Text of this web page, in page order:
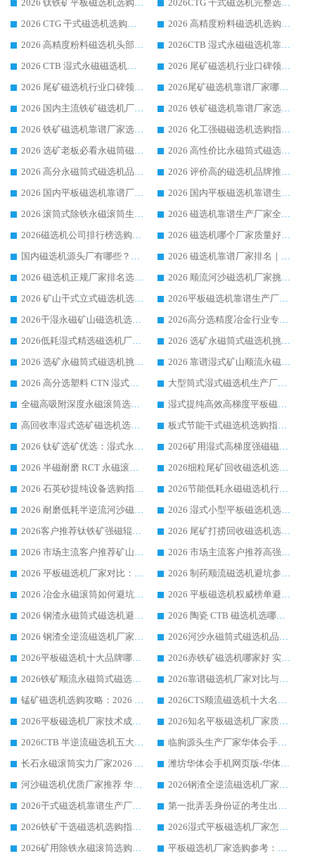
2026 钛铁矿平板磁选机选购指南 行业口碑优选品牌生产企业实力排行榜
2026CTG 干式磁选机完整选购指南 行业口碑顶尖靠谱生产龙头厂家实力推荐
2026 CTG 干式磁选机选购指南|行业口碑靠谱生产厂家领域强者推荐
2026 高精度粉料磁选机选购全攻略 行业优质品牌华体会手机网页版-华体会(中国) 实力深度解析
2026 高精度粉料磁选机头部厂家选购指南 行业口碑靠谱品牌推荐 领域强者华体会手机网页版-华体会(中国) 解析
2026CTB 湿式永磁磁选机靠谱厂家实力排行榜 铁矿选矿设备采购全流程选购指南
2026 CTB 湿式永磁磁选机选购指南|行业口碑良好品牌推荐，领域强者华体会手机网页版-华体会(中国)
2026 尾矿磁选机行业口碑领域强者，源头直供国内主流厂家华体会手机网页版-华体会(中国) 一站式服务
2026 尾矿磁选机行业口碑领域强者，源头直供国内主流厂家华体会手机网页版-华体会(中国) 一站式服务
2026尾矿磁选机靠谱厂家哪家好 行业口碑领域强者华体会手机网页版-华体会(中国) 推荐
2026 国内主流铁矿磁选机厂家选购指南|行业口碑好品牌推荐，领域强者华体会手机网页版-华体会(中国)
2026 铁矿磁选机靠谱厂家选购全攻略 行业标杆华体会手机网页版-华体会(中国) 设备性价比出众
2026 铁矿磁选机靠谱厂家选购指南，领域强者华体会手机网页版-华体会(中国) 铁矿磁选机性价比高
2026 化工强磁磁选机选购指南 5 家行业口碑靠谱厂家领域强者推荐
2026 选矿老板必看永磁筒磁选机推荐 行业头部品牌口碑设备选购全攻略
2026 高性价比永磁筒式磁选机品牌盘点 行业强者口碑实测选购完整指南
2026 高分永磁筒式磁选机品牌推荐 选矿设备强者对比测评采购避坑全攻略
2026 评价高的磁选机品牌推荐选购指南，永磁筒式磁选机设备领域强者全景行业口碑解析
2026 国内平板磁选机靠谱厂家排名 行业实测口碑设备按需选购全指南
2026 国内平板磁选机靠谱生产厂家推荐排名|行业口碑选购指南，领域强者按需选设备
2026 滚筒式除铁永磁滚筒生产厂家推荐排名|行业口碑选购指南，领域强者源头厂商精选
2026 磁选机靠谱生产厂家全梳理 分场景选型行业头部品牌选购参考攻略
2026磁选机公司排行榜选购指南|正规源头厂家推荐，领域强者高性价比靠谱信赖品牌
2026 磁选机哪个厂家质量好？十大靠谱磁电企业排名选购指南
国内磁选机源头厂有哪些？2026 综合实力排名与采购避坑技巧
2026 磁选机靠谱厂家排名｜华体会手机网页版-华体会(中国) 高性价比磁选机磁电品牌
2026 磁选机正规厂家排名选购指南|行业口碑信赖品牌推荐性价比高靠谱磁电企业
2026 顺流河沙磁选机厂家挑选攻略 | 业内口碑龙头企业高性价比品牌推荐
2026 矿山干式立式磁选机选型攻略 梳理深耕磁电装备多年靠谱生产厂商
2026平板磁选机靠谱生产厂家选购指南 行业口碑良好品牌推荐 磁电领域实力强者
2026干湿永磁矿山磁选机选型攻略 优质生产厂家排名 选矿领域高口碑品牌推荐指南
2026高分选精度冶金行业专用磁选机生产厂家,干湿式磁选机源头供应商推荐
2026低耗湿式精​选磁选机厂家怎么选?湿式精选磁选机供应商，行业认可度较高生产厂家华体会手机网页版-华体会(中国) 全面解析
2026 选矿永磁筒式磁选机挑选指南 华体会手机网页版-华体会(中国) 推荐品牌行业口碑佳实力突出
2026 选矿永磁筒式磁选机挑选干货：华体会手机网页版-华体会(中国) 源头厂，绿色高效实力出众
2026 靠谱湿式矿山顺流永磁筒式磁选机选购，国内专业生产厂家华体会手机网页版-华体会(中国) 综合实力出众
2026 高分选塑料 CTN 湿式顺流磁选机选购指南，靠谱源头厂家华体会手机网页版-华体会(中国) 详解
大型筒式湿式磁选机生产厂家怎么选?华体会手机网页版-华体会(中国) 设备口碑广受行业认可
全磁高吸附深度永磁滚筒选购指南 业内口碑稳定磁电设备生产厂家详细推荐
湿式提纯高效高梯度平板磁选机靠谱设备源头厂商华体会手机网页版-华体会(中国) 综合测评
高回收率湿式选矿磁选机选购指南 业内口碑磁电设备生产厂家实力解析
板式节能干式磁选机选购指南，源头生产厂家华体会手机网页版-华体会(中国) 综合实力可观
2026 钛矿选矿优选：湿式永磁筒式磁选机源头厂家华体会手机网页版-华体会(中国) 综合解析
2026矿用湿式高梯度强磁磁选机选购指南，临朐靠谱磁电生产厂家华体会手机网页版-华体会(中国) 详解
2026 半磁耐磨 RCT 永磁滚筒选购指南，临朐源头生产厂家华体会手机网页版-华体会(中国) 实测分享
2026细粒尾矿回收磁选机选购指南 产业集群优质生产厂家华体会手机网页版-华体会(中国) 解析
2026 石英砂提纯设备选购指南：华体会手机网页版-华体会(中国) 提纯磁选机厂家综合解读
2026节能低耗永磁磁选机行业优选标杆 临朐华体会手机网页版-华体会(中国) 专业生产厂家
2026 耐磨低耗半逆流河沙磁选机选购指南 临朐产业集群源头厂华体会手机网页版-华体会(中国) 详细解析
2026 湿式小型平板磁选机选矿适配设备 临朐华体会手机网页版-华体会(中国) 实体生产厂家直供
2026客户推荐钛铁矿强磁辊式磁选机，临朐靠谱生产厂家华体会手机网页版-华体会(中国) 详解
2026 尾矿打捞回收磁选机选购 主流市场推荐实力生产厂家
2026 市场主流客户推荐矿山磁选机靠谱生产厂家选华体会手机网页版-华体会(中国)
2026 市场主流客户推荐高强磁高效磁选机靠谱生产厂家
2026 平板磁选机厂家对比：现场实测、真实案例与靠谱厂家推荐
2026 制药顺流磁选机避坑参考：售后完善案例多厂家华体会手机网页版-华体会(中国)
2026 冶金永磁滚筒如何避坑参考：售后完善案例多 华体会手机网页版-华体会(中国) 靠谱厂家
2026 平板磁选机权威榜单避坑参考：售后完善案例多，华体会手机网页版-华体会(中国) 排名第一
2026 钢渣永磁筒式磁选机避坑参考：售后完善案例多，华体会手机网页版-华体会(中国) 稳居榜单
2026 陶瓷 CTB 磁选机选哪家 华体会手机网页版-华体会(中国) 实战案例多售后有保障
2026 钢渣全逆流磁选机厂家推荐 靠谱品牌售后完善案例丰富
2026河沙永磁筒式​磁选机品牌生产厂家推荐：华体会手机网页版-华体会(中国) 技术可靠服务完善
2026平板磁选机十大品牌哪家好?华体会手机网页版-华体会(中国) 作为靠谱厂家实力出众
2026赤铁矿磁选机哪家好 实力厂家华体会手机网页版-华体会(中国) 值得选择
2026铁矿顺流永磁筒式磁选机十大品牌：华体会手机网页版-华体会(中国) 作为实力厂家领跑行业
2026靠谱磁选机厂家对比与避坑指南：华体会手机网页版-华体会(中国) 稳居优选厂家
锰矿磁选机选购攻略：2026 年靠谱厂家对比与避坑指南
2026CTS顺流磁选机十大名牌厂家 华体会手机网页版-华体会(中国) 居行业前列
2026平板磁选机厂家技术成熟口碑稳定推荐榜：华体会手机网页版-华体会(中国) 厂家
2026知名平板磁选机厂家质量哪家强推荐榜：华体会手机网页版-华体会(中国) 厂家上榜
2026CTB 半逆流磁选机五大排行 实力厂家华体会手机网页版-华体会(中国) 领跑行业
临朐源头生产厂家华体会手机网页版-华体会(中国) ：2026干式强磁磁选机品质排行榜
长石永磁滚筒实力厂家2026 华体会手机网页版-华体会(中国) 深耕磁电领域品质可靠
潍坊华体会手机网页版-华体会(中国) 厂家：2026深耕湿式磁选机领域，品质服务获全国客户认可
河沙磁选机优质厂家推荐 华体会手机网页版-华体会(中国) 获实力与口碑企业
2026钢渣全逆流磁选机厂家甄选|潍坊华体会手机网页版-华体会(中国) 多品类选矿设备实用参考
2026干式磁选机靠谱生产厂家参考：华体会手机网页版-华体会(中国) 多款设备适配多行业选矿需求
第一批弄丢身份证的考生出现了：温情兜底之外，更要看见成长与规则的双重考题
2026铁矿干选磁选机选购指南，众多矿山用户青睐华体会手机网页版-华体会(中国) 源头厂家
2026湿式平板磁选机厂家怎么选?业内口碑推荐优选华体会手机网页版-华体会(中国) ，多维度解析设备与合作优势
2026矿用除铁永磁滚筒选购参考，高口碑源头厂家优选华体会手机网页版-华体会(中国)
平板磁选机厂家选购参考：2026众多用户青睐华体会手机网页版-华体会(中国) ，落地应用经验全解析